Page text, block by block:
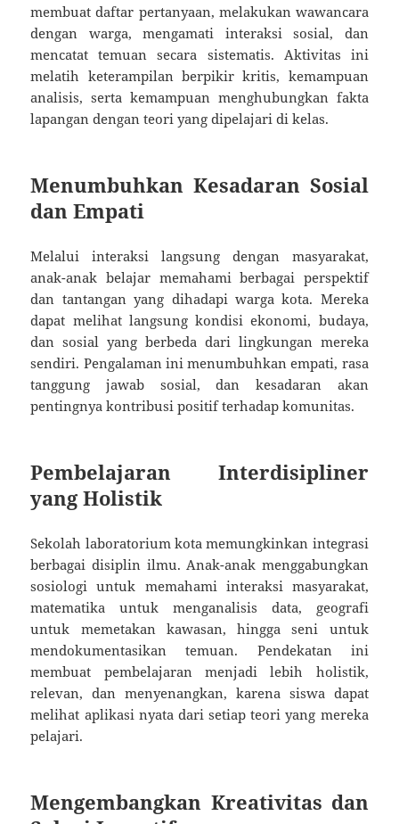
membuat daftar pertanyaan, melakukan wawancara
dengan warga, mengamati interaksi sosial, dan
mencatat temuan secara sistematis. Aktivitas ini
melatih keterampilan berpikir kritis, kemampuan
analisis, serta kemampuan menghubungkan fakta
lapangan dengan teori yang dipelajari di kelas.
Menumbuhkan Kesadaran Sosial
dan Empati
Melalui interaksi langsung dengan masyarakat,
anak-anak belajar memahami berbagai perspektif
dan tantangan yang dihadapi warga kota. Mereka
dapat melihat langsung kondisi ekonomi, budaya,
dan sosial yang berbeda dari lingkungan mereka
sendiri. Pengalaman ini menumbuhkan empati, rasa
tanggung jawab sosial, dan kesadaran akan
pentingnya kontribusi positif terhadap komunitas.
Pembelajaran Interdisipliner
yang Holistik
Sekolah laboratorium kota memungkinkan integrasi
berbagai disiplin ilmu. Anak-anak menggabungkan
sosiologi untuk memahami interaksi masyarakat,
matematika untuk menganalisis data, geografi
untuk memetakan kawasan, hingga seni untuk
mendokumentasikan temuan. Pendekatan ini
membuat pembelajaran menjadi lebih holistik,
relevan, dan menyenangkan, karena siswa dapat
melihat aplikasi nyata dari setiap teori yang mereka
pelajari.
Mengembangkan Kreativitas dan